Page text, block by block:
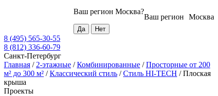
Москва
Ваш регион
Ваш регион Москва?
8 (495) 565-30-55
8 (812) 336-60-79
Санкт-Петербург
Главная / 2-этажные /Комбинированные /Просторные от 200
м² до 300 м² /Классический стиль /Стиль HI-TECH /Плоская
крыша
Проекты